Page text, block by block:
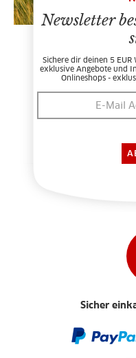
Newsletter
Sichere dir deinen 5
exklusive Angebote und
Onlineshops -
Sicher